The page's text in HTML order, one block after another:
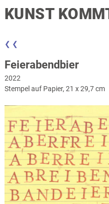
KUNST
❮ ❮
Feierabendbier
2022
Stempel auf Papier, 21 x 29,7 cm